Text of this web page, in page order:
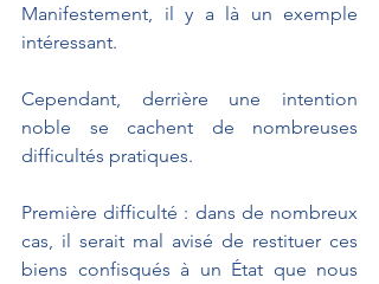
Manifestement, il y a là un exemple
intéressant.
Cependant, derrière une intention
noble se cachent de nombreuses
difficultés pratiques.
Première difficulté : dans de nombreux
cas, il serait mal avisé de restituer ces
biens confisqués à un État que nous